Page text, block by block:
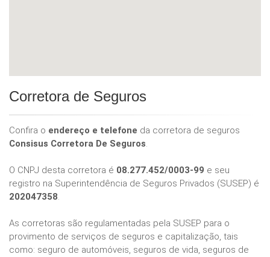
Corretora de Seguros
Confira o endereço e telefone da corretora de seguros
Consisus Corretora De Seguros.
O CNPJ desta corretora é 08.277.452/0003-99 e seu
registro na Superintendência de Seguros Privados (SUSEP) é
202047358.
As corretoras são regulamentadas pela SUSEP para o
provimento de serviços de seguros e capitalização, tais
como: seguro de automóveis, seguros de vida, seguros de